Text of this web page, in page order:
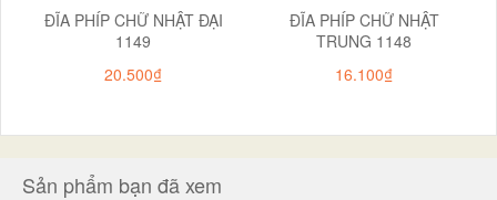
ĐĨA PHÍP CHỮ NHẬT ĐẠI
1149
20.500₫
ĐĨA PHÍP CHỮ NHẬT
TRUNG 1148
16.100₫
Sản phẩm bạn đã xem